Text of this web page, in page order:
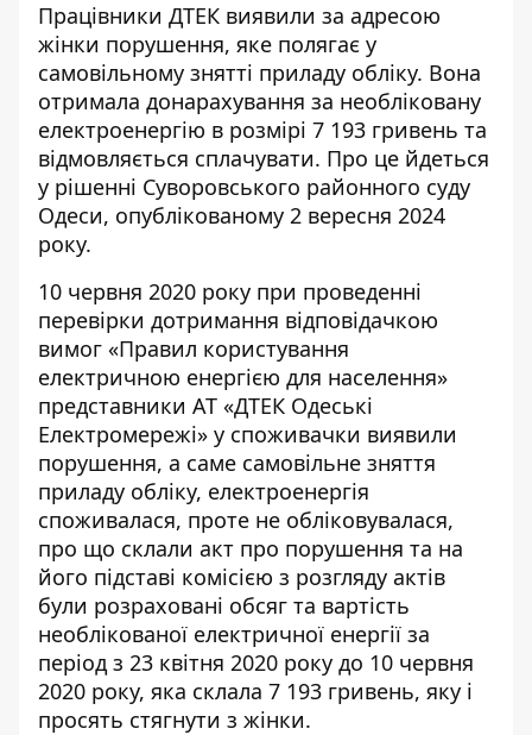
Працівники ДТЕК виявили за адресою
жінки порушення, яке полягає у
самовільному знятті приладу обліку. Вона
отримала донарахування за необліковану
електроенергію в розмірі 7 193 гривень та
відмовляється сплачувати. Про це йдеться
у рішенні Суворовського районного суду
Одеси, опублікованому 2 вересня 2024
року.
10 червня 2020 року при проведенні
перевірки дотримання відповідачкою
вимог «Правил користування
електричною енергією для населення»
представники АТ «ДТЕК Одеські
Електромережі» у споживачки виявили
порушення, а саме самовільне зняття
приладу обліку, електроенергія
споживалася, проте не обліковувалася,
про що склали акт про порушення та на
його підставі комісією з розгляду актів
були розраховані обсяг та вартість
необлікованої електричної енергії за
період з 23 квітня 2020 року до 10 червня
2020 року, яка склала 7 193 гривень, яку і
просять стягнути з жінки.